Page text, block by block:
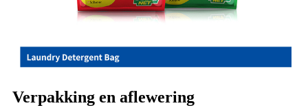
Verpakking en aflewering